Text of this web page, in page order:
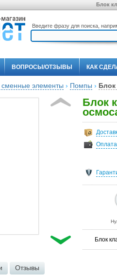
Блок
Введите фразу для поиска,
ВОПРОСЫ/ОТЗЫВЫ КАК
элементы › Помпы › Блок
Блок
Оплата
Блок
Отзывы